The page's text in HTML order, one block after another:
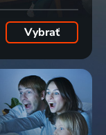
Vybrať